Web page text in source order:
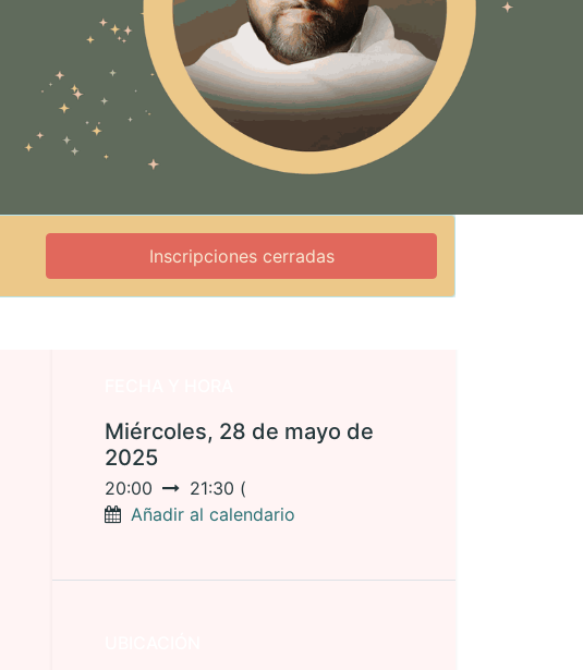
Inscripciones cerradas
Miércoles, 28 de mayo de
2025
20:00 21:30 (
Añadir al calendario